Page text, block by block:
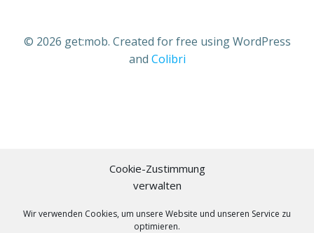
Cookie-Zustimmung
verwalten
Wir verwenden Cookies, um unsere Website und unseren Service zu
optimieren.
© 2026 get:mob. Created for free using WordPress
and Colibri